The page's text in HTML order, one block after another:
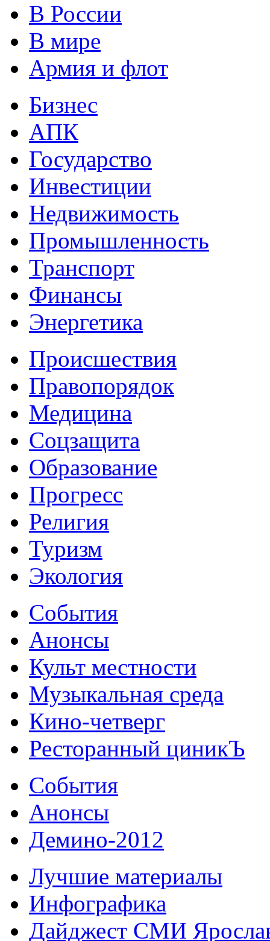
В России
В мире
Армия и флот
Бизнес
АПК
Государство
Инвестиции
Недвижимость
Промышленность
Транспорт
Финансы
Энергетика
Происшествия
Правопорядок
Медицина
Соцзащита
Образование
Прогресс
Религия
Туризм
Экология
События
Анонсы
Культ местности
Музыкальная среда
Кино-четверг
Ресторанный циникЪ
События
Анонсы
Демино-2012
Лучшие материалы
Инфографика
Дайджест СМИ